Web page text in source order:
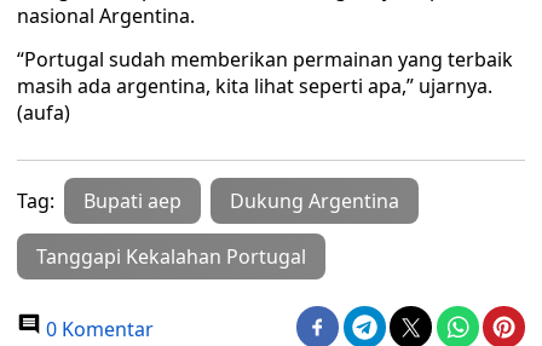
nasional Argentina.
“Portugal sudah memberikan permainan yang terbaik
masih ada argentina, kita lihat seperti apa,” ujarnya.
(aufa)
Tag: Bupati aep Dukung Argentina
Tanggapi Kekalahan Portugal
0 Komentar